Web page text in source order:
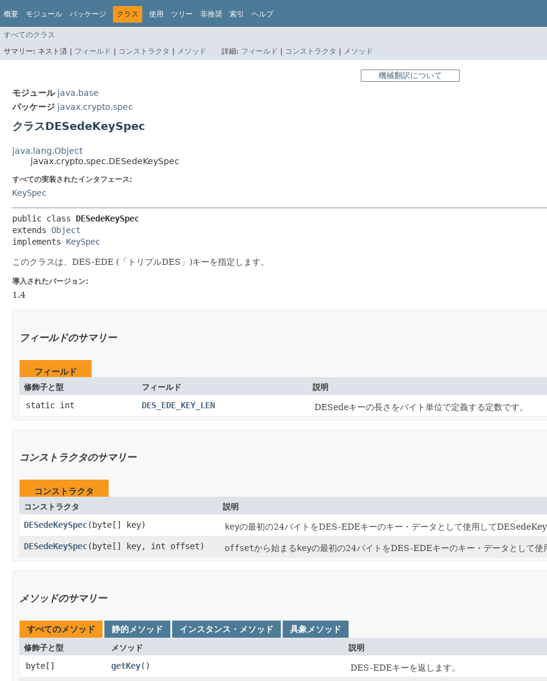
概要 モジュール パッケージ クラス 使用 ツリー 非推奨 索引 ヘルプ
すべてのクラス
サマリー: ネスト済 | フィールド | コンストラクタ | メソッド 詳細: フィールド | コンストラクタ | メソッド
機械翻訳について
モジュール java.base
パッケージ javax.crypto.spec
クラスDESedeKeySpec
java.lang.Object
javax.crypto.spec.DESedeKeySpec
すべての実装されたインタフェース:
KeySpec
public class DESedeKeySpec
extends Object
implements KeySpec
このクラスは、DES-EDE (「トリプルDES」)キーを指定します。
導入されたバージョン:
1.4
フィールドのサマリー
フィールド
修飾子と型 フィールド 説明
static int DES_EDE_KEY_LEN DESedeキーの長さをバイト単位で定義する定数です。
コンストラクタのサマリー
コンストラクタ
コンストラクタ 説明
DESedeKeySpec​(byte[] key) keyの最初の24バイトをDES-EDEキーのキー・データとして使用して
DESedeKeySpec​(byte[] key, int offset) offsetから始まるkeyの最初の24バイトをDES-EDEキーのキー・データとして
メソッドのサマリー
すべてのメソッド 静的メソッド インスタンス・メソッド 具象メソッド
修飾子と型 メソッド 説明
byte[] getKey()
DES-EDEキーを返します。